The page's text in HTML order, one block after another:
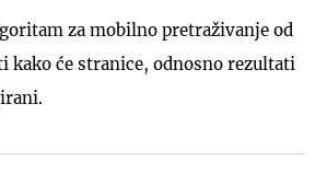
za mobilno pretraživanje od
kako će stranice, odnosno rezultati